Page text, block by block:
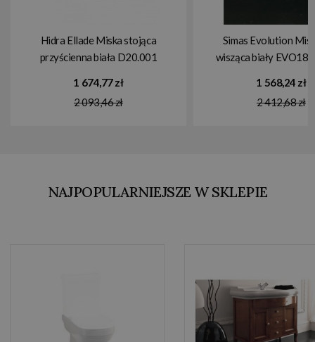
Hidra Ellade Miska stojąca
przyścienna biała D20.001
1 674,77 zł
2 093,46 zł
Simas Evolution
wisząca biały
1 568,24 zł
2 412,68 zł
NAJPOPULARNIEJSZE W SKLEPIE